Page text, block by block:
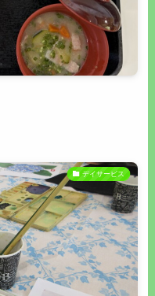
デイサービス